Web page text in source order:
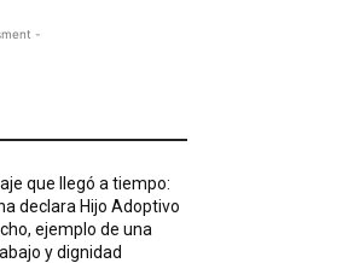
-
que llegó a tiempo:
declara Hijo Adoptivo
ejemplo de una
y dignidad